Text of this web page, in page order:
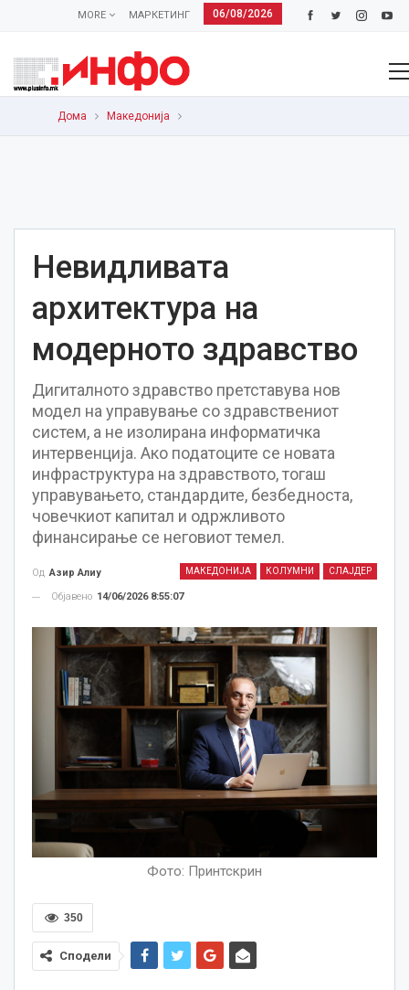
06/08/2026
МАРКЕТИНГ
MORE
Дома Македонија
Невидливата
архитектура на
модерното здравство
Дигиталното здравство претставува нов
модел на управување со здравствениот
систем, а не изолирана информатичка
интервенција. Ако податоците се новата
инфраструктура на здравството, тогаш
управувањето, стандардите, безбедноста,
човечкиот капитал и одржливото
финансирање се неговиот темел.
МАКЕДОНИЈА КОЛУМНИ СЛАЈДЕР
Од Азир Алиу
Објавено 14/06/2026 8:55:07
Фото: Принтскрин
350
Сподели